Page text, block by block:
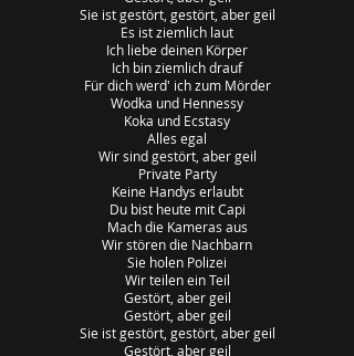
Sie ist gestört, gestört, aber geil
Es ist ziemlich laut
Ich liebe deinen Körper
Ich bin ziemlich drauf
Für dich werd' ich zum Mörder
Wodka und Hennessy
Koka und Ecstasy
Alles egal
Wir sind gestört, aber geil
Private Party
Keine Handys erlaubt
Du bist heute mit Capi
Mach die Kameras aus
Wir stören die Nachbarn
Sie holen Polizei
Wir teilen ein Teil
Gestört, aber geil
Gestört, aber geil
Sie ist gestört, gestört, aber geil
Gestört, aber geil